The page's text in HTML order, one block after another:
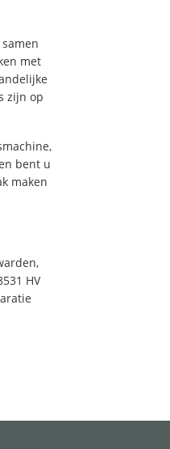
met
zijn op
bent u
maken
HV